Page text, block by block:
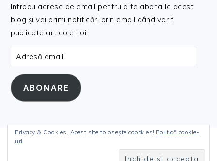
Introdu adresa de email pentru a te abona la acest
blog și vei primi notificări prin email când vor fi
publicate articole noi.
Adresă
ABONARE
COPYRIGHT © 2026 DANIELANICULI.RO ON THE
Privacy & Cookies. Acest site folosește coockies! Politică cookie-
uri